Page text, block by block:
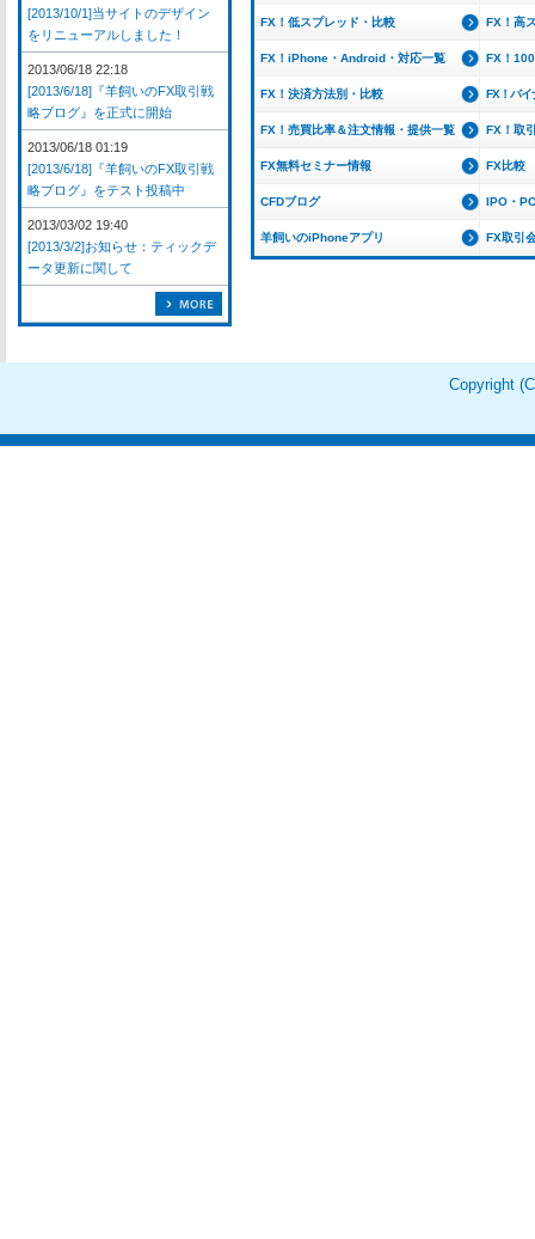
FX！低スプレッド・比較 FX！高
FX！iPhone・Android・対応一覧 FX！
FX！決済方法別・比較 FX！バイ
FX！売買比率＆注文情報・提供一覧 FX！取
FX無料セミナー情報 FX比較
CFDブログ IPO・
羊飼いのiPhoneアプリ FX取引
[2013/10/1]当サイトのデザイン
をリニューアルしました！
2013/06/18 22:18
[2013/6/18]『羊飼いのFX取引戦
略ブログ』を正式に開始
2013/06/18 01:19
[2013/6/18]『羊飼いのFX取引戦
略ブログ』をテスト投稿中
2013/03/02 19:40
[2013/3/2]お知らせ：ティックデ
ータ更新に関して
Copyright